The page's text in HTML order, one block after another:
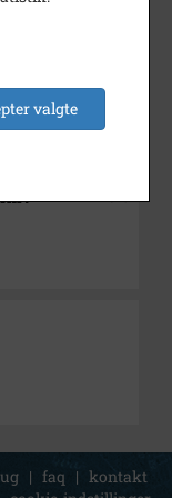
og Lokalarkiv
| faq | kontakt
valgte